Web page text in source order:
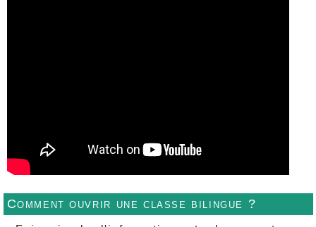
Comment ouvrir une classe bilingue ?